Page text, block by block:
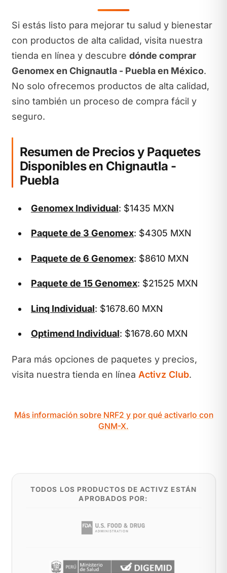
Si estás listo para mejorar tu salud y bienestar
con productos de alta calidad, visita nuestra
tienda en línea y descubre dónde comprar
Genomex en Chignautla - Puebla en México.
No solo ofrecemos productos de alta calidad,
sino también un proceso de compra fácil y
seguro.
Resumen de Precios y Paquetes
Disponibles en Chignautla -
Puebla
Genomex Individual: $1435 MXN
Paquete de 3 Genomex: $4305 MXN
Paquete de 6 Genomex: $8610 MXN
Paquete de 15 Genomex: $21525 MXN
Linq Individual: $1678.60 MXN
Optimend Individual: $1678.60 MXN
Para más opciones de paquetes y precios,
visita nuestra tienda en línea Activz Club.
Más información sobre NRF2 y por qué activarlo con
GNM-X.
TODOS LOS PRODUCTOS DE ACTIVZ ESTÁN
APROBADOS POR: